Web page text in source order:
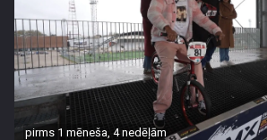
pirms 1 mēneša, 4 nedēļām